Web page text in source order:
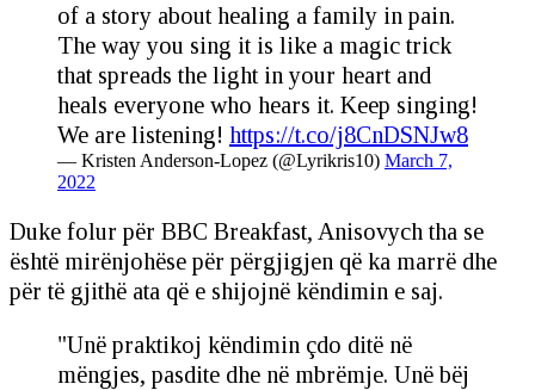
of a story about healing a family in pain.
The way you sing it is like a magic trick
that spreads the light in your heart and
heals everyone who hears it. Keep singing!
We are listening! https://t.co/j8CnDSNJw8
— Kristen Anderson-Lopez (@Lyrikris10) March 7,
2022
Duke folur për BBC Breakfast, Anisovych tha se
është mirënjohëse për përgjigjen që ka marrë dhe
për të gjithë ata që e shijojnë këndimin e saj.
"Unë praktikoj këndimin çdo ditë në
mëngjes, pasdite dhe në mbrëmje. Unë bëj